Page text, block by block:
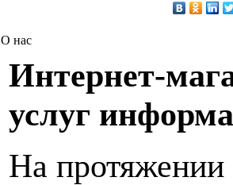
О нас
Интернет-
услуг
На протяжении